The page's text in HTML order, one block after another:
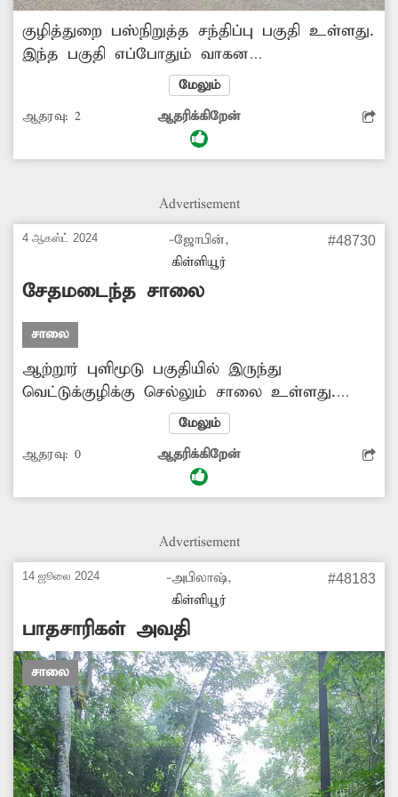
குழித்துறை பஸ்நிறுத்த சந்திப்பு பகுதி உள்ளது.
இந்த பகுதி எப்போதும் வாகன
போக்குவரத்துடன் பரபரப்பாக காணப்படும்.
இந்த சந்திப்பில் ரவுண்டானா அருகில்
சாலையில் ஜல்லிகள் பெயர்ந்து பெரிய
பள்ளங்கள் ஏற்பட்டுள்ளது. இதனால் மழை
நிரம்பி நிற்பதால் வேகமாக வரும் வாகன
எனவே வாகன ஓட்டிகள் நலன்கருதி அந்த
பகுதியில் ஏற்பட்டுள்ள பள்ளங்களை விரைந்து
சீரமைக்க சம்பந்தப்பட்ட அதிகாரிகள்
நடவடிக்கை எடுக்க வேண்டும்.
மேலும்
ஆதரவு: 2 ஆதரிக்கிறேன்
Advertisement
4 ஆகஸ்ட் 2024
-ஜோபின்,
கிள்ளியூர்
#48730
சேதமடைந்த சாலை
சாலை
ஆற்றூர் புளிமூடு பகுதியில் இருந்து
வெட்டுக்குழிக்கு செல்லும் சாலை உள்ளது.
இந்த சாலை சேதமடைந்து குண்டும் குழியுமாக
காணப்படுகிறது. இதனால் அந்த வழியாக
செல்லும் வாகன ஓட்டிகள் பெரும்
அவதிக்குள்ளாகி வருகிறார்கள். எனவே வாகன
சீரமைக்க சம்பந்தப்பட்ட அதிகாரிகள்
மேலும்
ஆதரவு: 0 ஆதரிக்கிறேன்
Advertisement
14 ஜூலை 2024
-அபிலாஷ்,
கிள்ளியூர்
#48183
பாதசாரிகள் அவதி
சாலை